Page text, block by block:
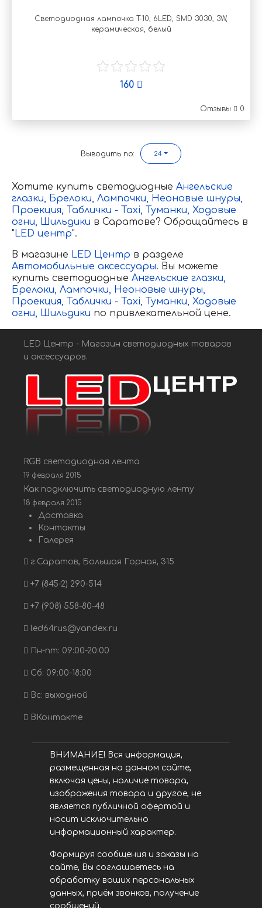
Светодиодная лампочка T-10, 6LED, SMD 3030, 3W,
керамическая, белый
160
Отзывы 0
Выводить по: 24
Хотите купить светодиодные Ангельские
глазки, Брелоки, Лампочки, Неоновые шнуры,
Проекция, Таблички - Taxi, Туманки, Ходовые
огни, Шильдики в Саратове? Обращайтесь в
" LED центр".
В магазине LED Центр в разделе
Автомобильные аксессуары. Вы можете
купить светодиодные Ангельские глазки,
Брелоки, Лампочки, Неоновые шнуры,
Проекция, Таблички - Taxi, Туманки, Ходовые
огни, Шильдики по привлекательной цене.
LED Центр - Магазин светодиодных товаров
и аксессуаров.
RGB светодиодная лента
19 февраля 2015
Как подключить светодиодную ленту
18 февраля 2015
Доставка
Контакты
Галерея
г.Саратов, Большая Горная, 315
+7 (845-2) 290-514
+7 (908) 558-80-48
led64rus@yandex.ru
Пн-пт: 09:00-20:00
Сб: 09:00-18:00
Вс: выходной
ВКонтакте
ВНИМАНИЕ! Вся информация,
размещенная на данном сайте,
включая цены, наличие товара,
изображения товара и другое, не
является публичной офертой и
носит исключительно
информационный характер.
Формируя сообщения и заказы на
сайте, Вы соглашаетесь на
обработку ваших персональных
данных, приём звонков, получение
сообщений.